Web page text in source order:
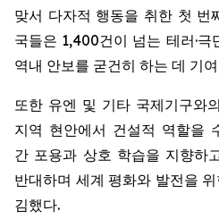
맞서 다자적 행동을 취한 첫 번
국들은 1,400건이 넘는 테러·
역내 안보를 굳건히 하는 데 기
또한 유엔 및 기타 국제기구와
지역 현안에서 건설적 역할을
간 포용과 상호 학습을 지향하
반대하며 세계 평화와 발전을
김했다.